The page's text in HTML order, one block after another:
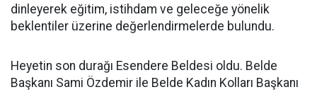
dinleyerek eğitim, istihdam ve geleceğe yönelik
beklentiler üzerine değerlendirmelerde bulundu.
Heyetin son durağı Esendere Beldesi oldu. Belde
Başkanı Sami Özdemir ile Belde Kadın Kolları Başkanı